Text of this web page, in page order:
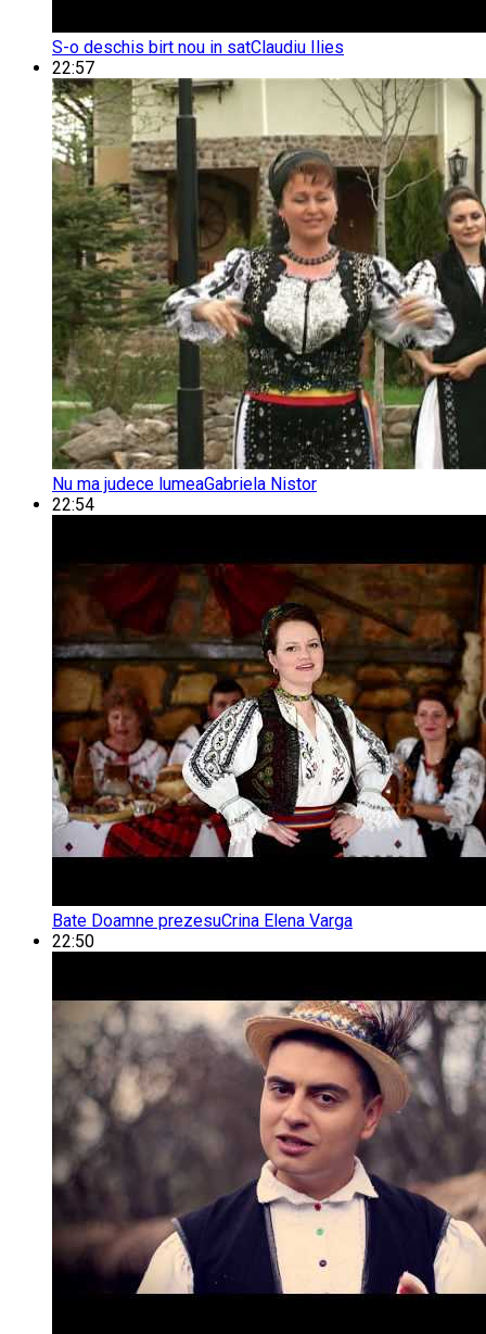
S-o deschis birt nou in satClaudiu Ilies
22:57
Nu ma judece lumeaGabriela Nistor
22:54
Bate Doamne prezesuCrina Elena Varga
22:50